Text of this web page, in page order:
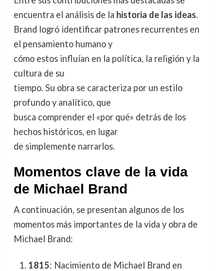
encuentra el análisis de la historia de las ideas.
Brand logró identificar patrones recurrentes en
el pensamiento humano y
cómo estos influían en la política, la religión y la
cultura de su
tiempo. Su obra se caracteriza por un estilo
profundo y analítico, que
busca comprender el «por qué» detrás de los
hechos históricos, en lugar
de simplemente narrarlos.
Momentos clave de la vida
de Michael Brand
A continuación, se presentan algunos de los
momentos más importantes de la vida y obra de
Michael Brand:
1815: Nacimiento de Michael Brand en